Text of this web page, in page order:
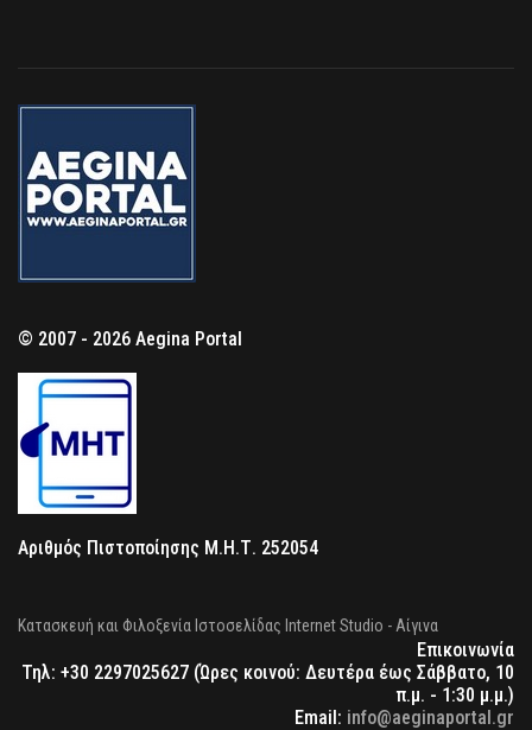
© 2007 - 2026 Aegina Portal
Αριθμός Πιστοποίησης Μ.Η.Τ. 252054
Κατασκευή και Φιλοξενία Ιστοσελίδας Internet Studio - Αίγινα
Επικοινωνία
Τηλ: +30 2297025627 (Ώρες κοινού: Δευτέρα έως Σάββατο, 10
π.μ. - 1:30 μ.μ.)
Email: info@aeginaportal.gr